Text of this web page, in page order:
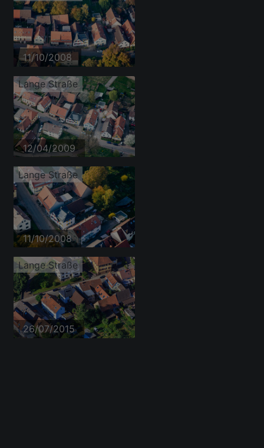
11/10/2008
Lange Straße
12/04/2009
Lange Straße
11/10/2008
Lange Straße
26/07/2015